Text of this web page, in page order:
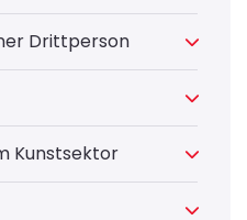
Drittperson
Kunstsektor